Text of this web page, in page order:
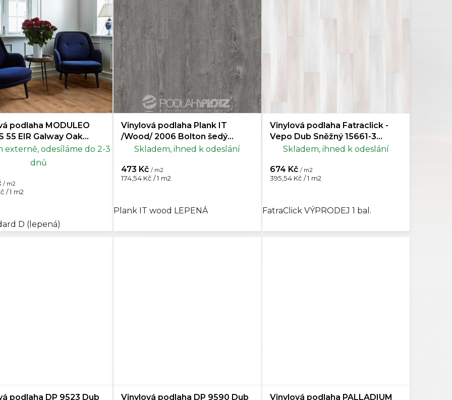
Mramor 4
Topol 1
podlaha MODULEO
55 EIR Galway Oak
externě, odesíláme do 2-3
dnů
/ m2
/ 1 m2
D (lepená)
Vinylová podlaha Plank IT
/Wood/ 2006 Bolton šedý
VÝPRODEJ (4 balení)
Skladem, ihned k odeslání
473 Kč / m2
Měrná
174,54 Kč / 1 m2
Plank IT wood LEPENÁ
Vinylová podlaha Fatraclick -
Vepo Dub Sněžný 15661-3
Výprodej posledního balení
Skladem, ihned k odeslání
674 Kč / m2
Měrná
395,54 Kč / 1 m2
FatraClick VÝPRODEJ 1 bal.
podlaha DP 9523 Dub
Vinylová podlaha DP 9590 Dub
Vinylová podlaha PALLADIUM